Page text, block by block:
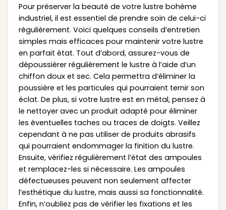
Pour préserver la beauté de votre lustre bohème
industriel, il est essentiel de prendre soin de celui-ci
régulièrement. Voici quelques conseils d’entretien
simples mais efficaces pour maintenir votre lustre
en parfait état. Tout d’abord, assurez-vous de
dépoussiérer régulièrement le lustre à l’aide d’un
chiffon doux et sec. Cela permettra d’éliminer la
poussière et les particules qui pourraient ternir son
éclat. De plus, si votre lustre est en métal, pensez à
le nettoyer avec un produit adapté pour éliminer
les éventuelles taches ou traces de doigts. Veillez
cependant à ne pas utiliser de produits abrasifs
qui pourraient endommager la finition du lustre.
Ensuite, vérifiez régulièrement l’état des ampoules
et remplacez-les si nécessaire. Les ampoules
défectueuses peuvent non seulement affecter
l’esthétique du lustre, mais aussi sa fonctionnalité.
Enfin, n’oubliez pas de vérifier les fixations et les